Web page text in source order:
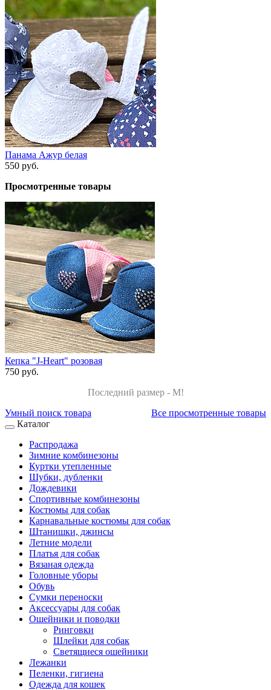
Панама Ажур белая
550 руб.
Просмотренные товары
Кепка "J-Heart" розовая
750 руб.
Последний размер - M!
Все просмотренные товары
Умный поиск товара
Каталог
Распродажа
Зимние комбинезоны
Куртки утепленные
Шубки, дубленки
Дождевики
Спортивные комбинезоны
Костюмы для собак
Карнавальные костюмы для собак
Штанишки, джинсы
Летние модели
Платья для собак
Вязаная одежда
Головные уборы
Обувь
Сумки переноски
Аксессуары для собак
Ошейники и поводки
Ринговки
Шлейки для собак
Светящиеся ошейники
Лежанки
Пеленки, гигиена
Одежда для кошек